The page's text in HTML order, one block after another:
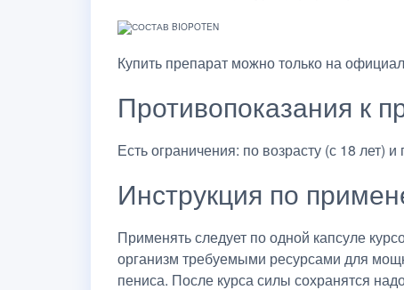
Купить препарат можно только на
Противопоказания к
Есть ограничения: по возрасту (с 18 лет)
Инструкция по
Применять следует по одной капсуле
организм требуемыми ресурсами для
пениса. После курса силы сохранятся